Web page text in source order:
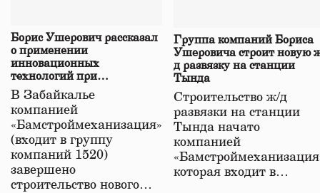
Борис Ушерович рассказал
о применении
инновационных
технологий при
строительстве нового моста
в Забайкалье
В Забайкалье
компанией
«Бамстроймеханизация»
(входит в группу
компаний 1520)
завершено
строительство нового…
Группа компаний Бориса
Ушеровича строит новую
д развязку на станции
Тында
Строительство ж/д
развязки на станции
Тында начато
компанией
которая входит в…